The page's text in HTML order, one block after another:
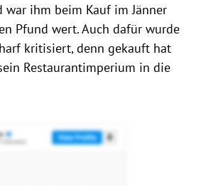
war ihm beim Kauf im Jänner
Pfund wert. Auch dafür wurde
kritisiert, denn gekauft hat
Restaurantimperium in die